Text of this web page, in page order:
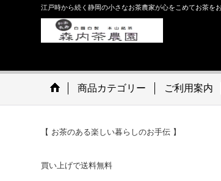
江戸時から続く静岡の小さなお茶農家が心をこめてお茶を
商品カテゴリー ご利用案内
【 お茶のある楽しい暮らしの
買い上げで送料無料